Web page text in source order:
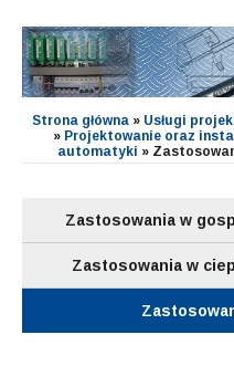
Strona główna » Usługi
» Projektowanie oraz
automatyki »
Zastosowania w
Zastosowania w